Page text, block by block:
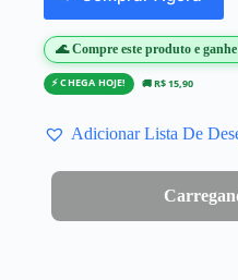
🌊 Compre este produto e ganhe
⚡ CHEGA HOJE! 🚚 R$ 15,90
Adicionar Lista De